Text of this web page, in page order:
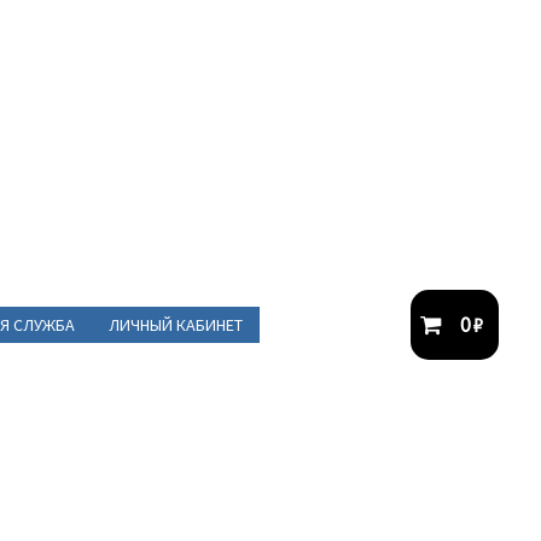
СЛУЖБА ЛИЧНЫЙ КАБИНЕТ 0₽